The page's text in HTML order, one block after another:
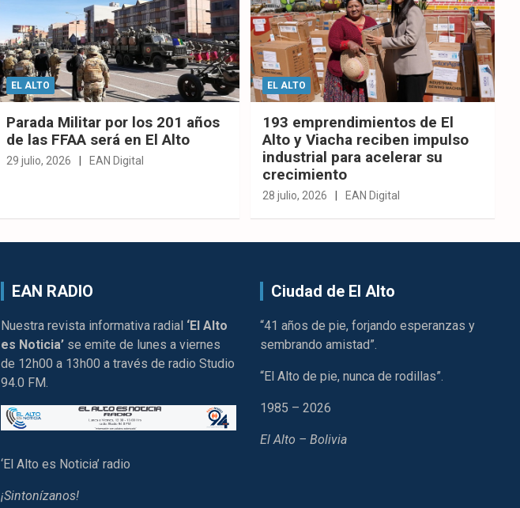
EL ALTO
Parada Militar por los 201 años
de las FFAA será en El Alto
29 julio, 2026 EAN Digital
EL ALTO
193 emprendimientos de El
Alto y Viacha reciben impulso
industrial para acelerar su
crecimiento
28 julio, 2026 EAN Digital
EAN RADIO
Nuestra revista informativa radial ‘El Alto
es Noticia’ se emite de lunes a viernes
de 12h00 a 13h00 a través de radio Studio
94.0 FM.
‘El Alto es Noticia’ radio
¡Sintonízanos!
Ciudad de El Alto
“41 años de pie, forjando esperanzas y
sembrando amistad”.
“El Alto de pie, nunca de rodillas”.
1985 – 2026
El Alto – Bolivia